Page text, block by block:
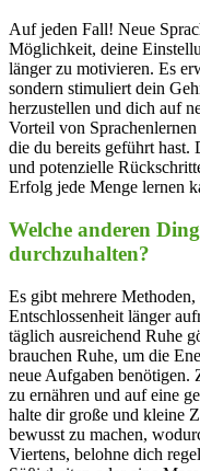
Auf jeden Fall! Neue
Möglichkeit, deine
länger zu motivieren. Es
sondern stimuliert dein
herzustellen und dich auf
Vorteil von
die du bereits geführt hast.
und potenzielle
Erfolg jede Menge lernen
Welche anderen
durchzuhalten?
Es gibt mehrere
Entschlossenheit länger
täglich ausreichend Ruhe
brauchen Ruhe, um die
neue Aufgaben benötigen.
zu ernähren und auf eine
halte dir große und kleine
bewusst zu machen,
Viertens, belohne dich